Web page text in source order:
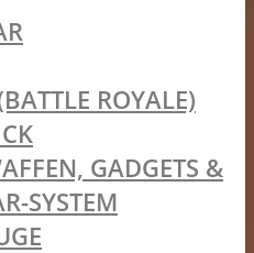
ROYALE)
GADGETS &
SYSTEM